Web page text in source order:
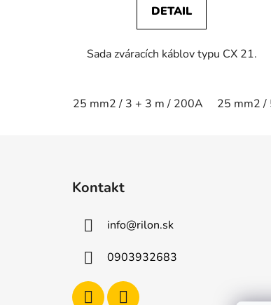
DETAIL
Sada zváracích káblov typu CX 21.
25 mm2 / 3 + 3 m / 200A 25 mm2 /
Kontakt
info@rilon.sk
0903932683